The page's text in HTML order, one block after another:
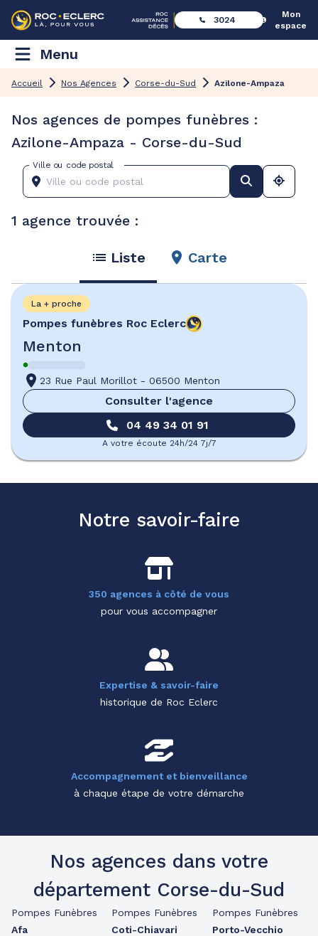
3024
Mon
espace
Menu
Accueil Nos Agences Corse-du-Sud Azilone-Ampaza
Nos agences de pompes funèbres :
Azilone-Ampaza - Corse-du-Sud
Ville ou code postal
1 agence trouvée :
Liste Carte
Pompes funèbres Roc Eclerc
Menton
La + proche
23 Rue Paul Morillot - 06500 Menton
Consulter l'agence
04 49 34 01 91
A votre écoute 24h/24 7j/7
Notre savoir-faire
350 agences à côté de vous
pour vous accompagner
Expertise & savoir-faire
historique de Roc Eclerc
Accompagnement et bienveillance
à chaque étape de votre démarche
Nos agences dans votre
département Corse-du-Sud
Pompes Funèbres
Afa
Pompes Funèbres
Coti-Chiavari
Pompes Funèbres
Porto-Vecchio